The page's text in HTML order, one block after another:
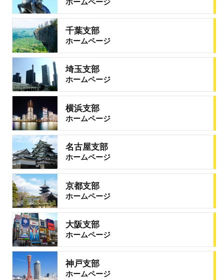
ホームページ
千葉支部
ホームページ
埼玉支部
ホームページ
横浜支部
ホームページ
名古屋支部
ホームページ
京都支部
ホームページ
大阪支部
ホームページ
神戸支部
ホームページ